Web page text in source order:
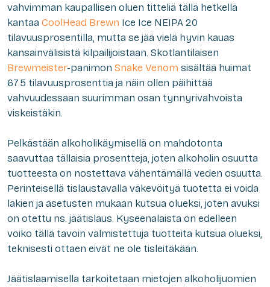
vahvimman kaupallisen oluen titteliä tällä hetkellä
kantaa CoolHead Brewn Ice Ice NEIPA 20
tilavuusprosentilla, mutta se jää vielä hyvin kauas
kansainvälisistä kilpailijoistaan. Skotlantilaisen
Brewmeister-panimon Snake Venom sisältää huimat
67.5 tilavuusprosenttia ja näin ollen päihittää
vahvuudessaan suurimman osan tynnyrivahvoista
viskeistäkin.
Pelkästään alkoholikäymisellä on mahdotonta
saavuttaa tällaisia prosentteja, joten alkoholin osuutta
tuotteesta on nostettava vähentämällä veden osuutta.
Perinteisellä tislaustavalla väkevöityä tuotetta ei voida
lakien ja asetusten mukaan kutsua olueksi, joten avuksi
on otettu ns. jäätislaus. Kyseenalaista on edelleen
voiko tällä tavoin valmistettuja tuotteita kutsua olueksi,
teknisesti ottaen eivät ne ole tisleitäkään.
Jäätislaamisella tarkoitetaan mietojen alkoholijuomien